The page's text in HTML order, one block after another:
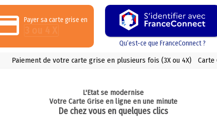
Payer sa carte grise en
Qu’est-ce que FranceConnect ?
Paiement de votre carte grise en plusieurs fois (3X ou 4X)
L'Etat se modernise
Votre Carte Grise en ligne en une minute
De chez vous en quelques clics